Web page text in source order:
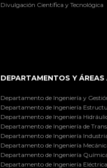
Divulgación Científica y Tecnológica
DEPARTAMENTOS Y
Departamento de Ingeniería y
Departamento de Ingeniería
Departamento de Ingeniería
Departamento de Ingeniería de
Departamento de Ingeniería
Departamento de Ingeniería
Departamento de Ingeniería
Departamento de Ingeniería Eléctrica